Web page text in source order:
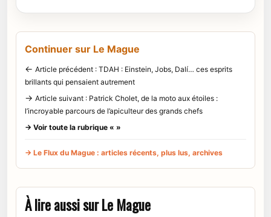
Continuer sur Le Mague
← Article précédent : TDAH : Einstein, Jobs, Dalí… ces esprits
brillants qui pensaient autrement
→ Article suivant : Patrick Cholet, de la moto aux étoiles :
l’incroyable parcours de l’apiculteur des grands chefs
→ Voir toute la rubrique « »
→ Le Flux du Mague : articles récents, plus lus, archives
À lire aussi sur Le Mague